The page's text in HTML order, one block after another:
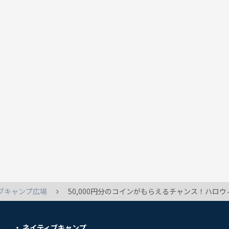
キャンプ広場 50,000円分のコインがもらえるチャンス！ハロウ